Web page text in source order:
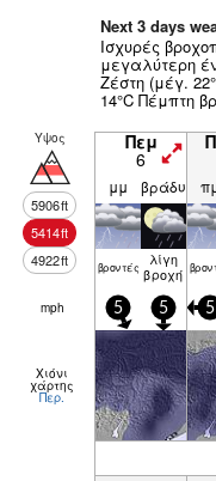
Next 3 days
Ισχυρές
μεγαλύτερη
Ζέστη (μέγ.
14°C Πέμπτη
Υψος
5906ft
5414ft
4922ft
Πεμ
6
μμ βράδυ
βρον­τές λίγη
βροχή
mph 5 5 5
Χιόνι
χάρτης
Περ.